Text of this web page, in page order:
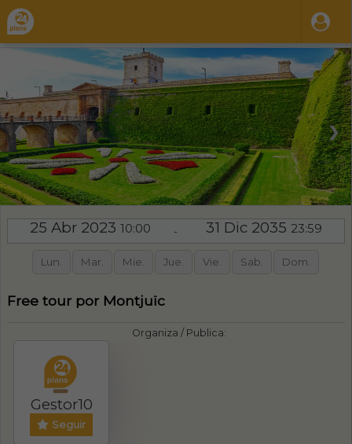
❮ ❯
25 Abr 202310:00 - 31 Dic 2035 23:59
Lun. Mar. Mie. Jue. Vie. Sab. Dom.
Free tour por Montjuïc
Organiza / Publica:
Gestor10
Seguir